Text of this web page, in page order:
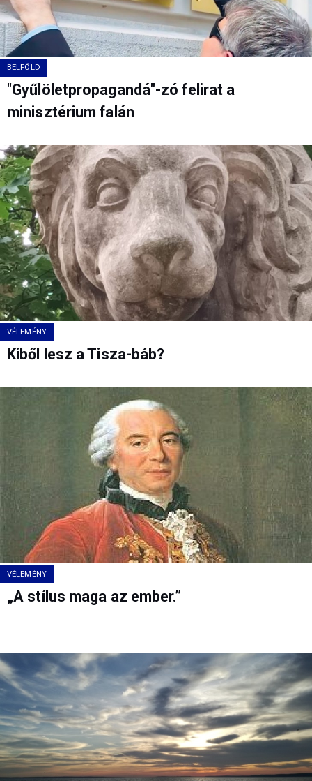
BELFÖLD
"Gyűlöletpropagandá"-zó felirat a
minisztérium falán
VÉLEMÉNY
Kiből lesz a Tisza-báb?
VÉLEMÉNY
„A stílus maga az ember.”